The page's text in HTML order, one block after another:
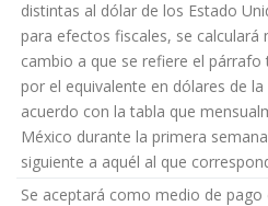
distintas al dólar de los Estado
para efectos fiscales, se calculará
cambio a que se refiere el
por el equivalente en dólares de
acuerdo con la tabla que
México durante la primera
siguiente a aquél al que
Se aceptará como medio de